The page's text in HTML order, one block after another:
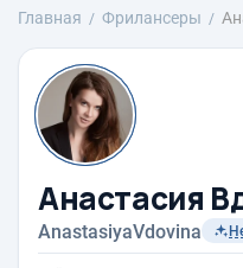
Главная Фрилансеры
Анастасия
AnastasiyaVdovina